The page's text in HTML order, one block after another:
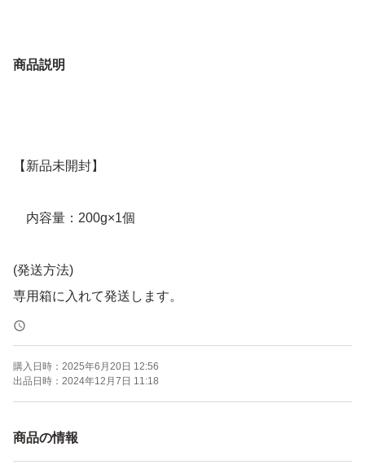
商品説明
【新品未開封】
内容量：200g×1個
(発送方法)
専用箱に入れて発送します。
【新品未開封】 ハトムギ オールインワン ゲルクリーム ス
キンケア 保湿 ジェルクリーム 200g×1個 【値下げ不可】
購入日時： 2025年6月20日 12:56
出品日時： 2024年12月7日 11:18
商品の情報